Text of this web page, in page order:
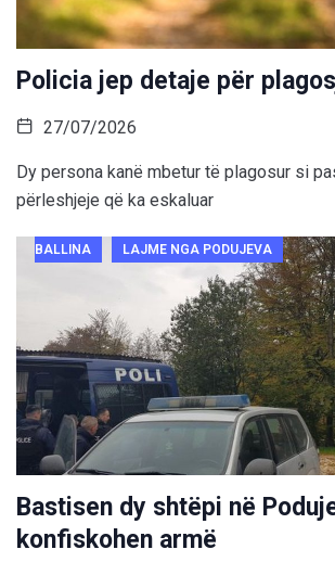
Policia jep detaje për
27/07/2026
Dy persona kanë mbetur të plagosur si
përleshjeje që ka eskaluar
BALLINA LAJME NGA PODUJEVA
Bastisen dy shtëpi në
konfiskohen armë